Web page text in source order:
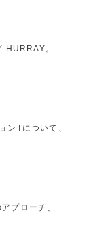
HURRAY。
ンTについて、
プローチ、